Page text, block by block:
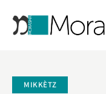
MIKKÈTZ